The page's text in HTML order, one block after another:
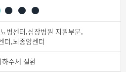
병센터,심장병원 지원부문,
터,뇌종양센터
수체 질환